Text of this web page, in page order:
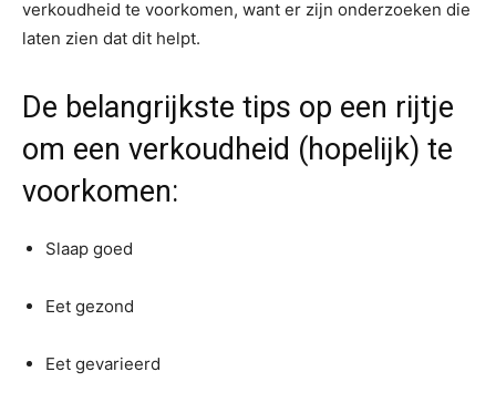
verkoudheid te voorkomen, want er zijn onderzoeken die
laten zien dat dit helpt.
De belangrijkste tips op een rijtje
om een verkoudheid (hopelijk) te
voorkomen:
Slaap goed
Eet gezond
Eet gevarieerd